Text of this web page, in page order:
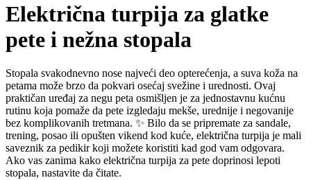
Električna turpija za glatke
pete i nežna stopala
Stopala svakodnevno nose najveći deo opterećenja, a suva koža na
petama može brzo da pokvari osećaj svežine i urednosti. Ovaj
praktičan uređaj za negu peta osmišljen je za jednostavnu kućnu
rutinu koja pomaže da pete izgledaju mekše, urednije i negovanije
bez komplikovanih tretmana. ✨ Bilo da se pripremate za sandale,
trening, posao ili opušten vikend kod kuće, električna turpija je mali
saveznik za pedikir koji možete koristiti kad god vam odgovara.
Ako vas zanima kako električna turpija za pete doprinosi lepoti
stopala, nastavite da čitate.